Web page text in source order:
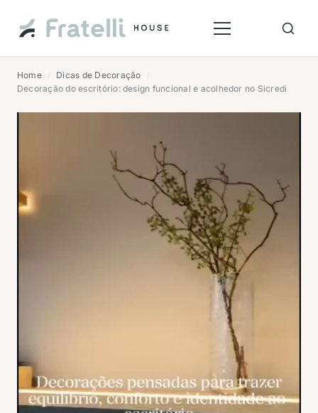
Home Dicas de Decoração
Decoração do escritório: design funcional e acolhedor no Sicredi